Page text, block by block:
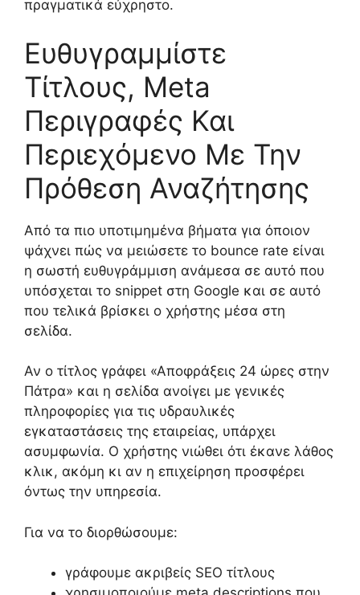
πραγματικά εύχρηστο.
Ευθυγραμμίστε
Τίτλους, Meta
Περιγραφές Και
Περιεχόμενο Με Την
Πρόθεση Αναζήτησης
Από τα πιο υποτιμημένα βήματα για όποιον
ψάχνει πώς να μειώσετε το bounce rate είναι
η σωστή ευθυγράμμιση ανάμεσα σε αυτό που
υπόσχεται το snippet στη Google και σε αυτό
που τελικά βρίσκει ο χρήστης μέσα στη
σελίδα.
Αν ο τίτλος γράφει «Αποφράξεις 24 ώρες στην
Πάτρα» και η σελίδα ανοίγει με γενικές
πληροφορίες για τις υδραυλικές
εγκαταστάσεις της εταιρείας, υπάρχει
ασυμφωνία. Ο χρήστης νιώθει ότι έκανε λάθος
κλικ, ακόμη κι αν η επιχείρηση προσφέρει
όντως την υπηρεσία.
Για να το διορθώσουμε:
γράφουμε ακριβείς SEO τίτλους